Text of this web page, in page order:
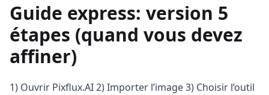
Guide express: version 5
étapes (quand vous devez
affiner)
1) Ouvrir Pixflux.AI 2) Importer l’image 3) Choisir l’outil